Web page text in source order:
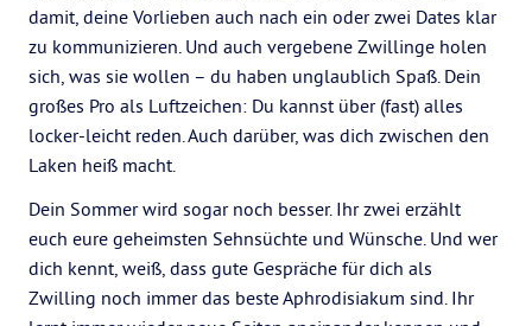
damit, deine Vorlieben auch nach ein oder zwei Dates klar
zu kommunizieren. Und auch vergebene Zwillinge holen
sich, was sie wollen – du haben unglaublich Spaß. Dein
großes Pro als Luftzeichen: Du kannst über (fast) alles
locker-leicht reden. Auch darüber, was dich zwischen den
Laken heiß macht.
Dein Sommer wird sogar noch besser. Ihr zwei erzählt
euch eure geheimsten Sehnsüchte und Wünsche. Und wer
dich kennt, weiß, dass gute Gespräche für dich als
Zwilling noch immer das beste Aphrodisiakum sind. Ihr